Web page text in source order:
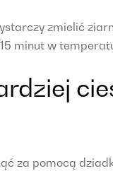
zmielić
minut w
za pomocą